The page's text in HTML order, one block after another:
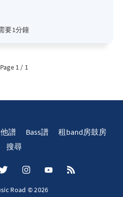
要1分鐘
Page 1 / 1
譜 Bass譜
租band房鼓房
搜尋
Road © 2026